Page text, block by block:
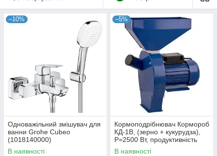
–10%
Одноважільний змішувач для
ванни Grohe Cubeo
(1018140000)
В наявності
–5%
Кормоподрібнювач Кормороб
КД-1В, (зерно + кукурудза),
P=2500 Вт, продуктивність
макс. - 240кг/год.
В наявності